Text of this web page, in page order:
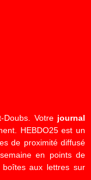
Doubs. Votre journal
HEBDO25 est un
de proximité diffusé
en points de
aux lettres sur